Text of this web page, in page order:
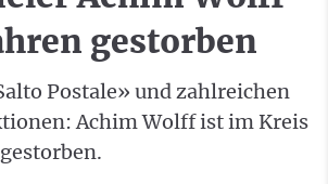
gestorben
Postale» und zahlreichen
Achim Wolff ist im Kreis